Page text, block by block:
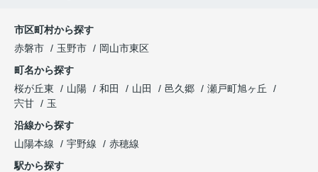
市区町村から探す
赤磐市
玉野市
岡山市東区
町名から探す
桜が丘東
山陽 和田 山田 邑久郷
瀬戸町旭ヶ丘
宍甘
玉
沿線から探す
山陽本線
宇野線
赤穂線
駅から探す